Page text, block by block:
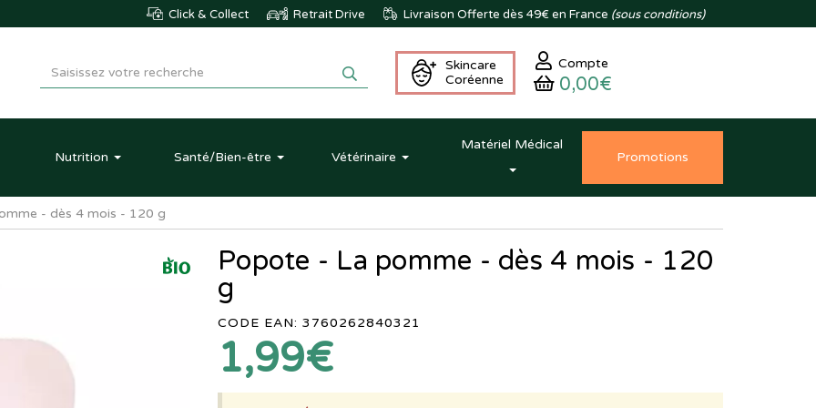
Click & Collect Retrait Drive Livraison Offerte dès 49€ en France (sous conditions)
Skincare
Coréenne
Compte
0,00€
Nutrition Santé/Bien-être Vétérinaire
Matériel Médical
Promotions
- dès 4 mois - 120 g
Popote - La pomme - dès 4 mois - 120
g
CODE EAN: 3760262840321
1,99€